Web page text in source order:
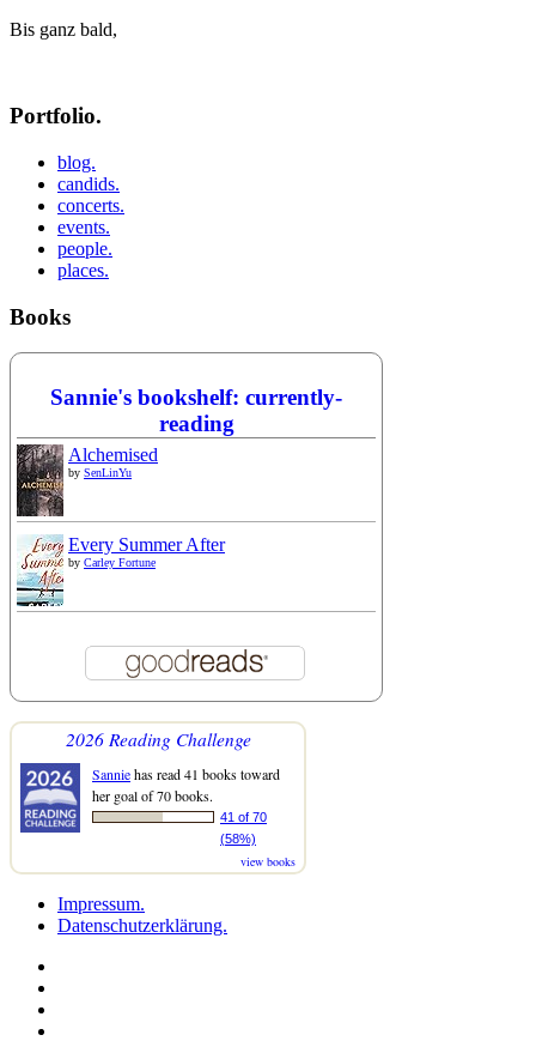
Bis ganz bald,
Portfolio.
blog.
candids.
concerts.
events.
people.
places.
Books
Sannie's bookshelf: currently-
reading
Alchemised
by SenLinYu
Every Summer After
by Carley Fortune
2026 Reading Challenge
Sanniehas read 41 books toward
her goal of 70 books.
41 of 70
(58%)
view books
Impressum.
Datenschutzerklärung.